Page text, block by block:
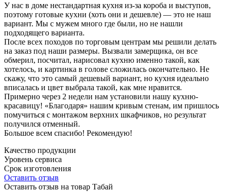
У нас в доме нестандартная кухня из-за короба и выступов,
поэтому готовые кухни (хоть они и дешевле) — это не наш
вариант. Мы с мужем много где были, но не нашли
подходящего варианта.
После всех походов по торговым центрам мы решили делать
на заказ под наши размеры. Вызвали замерщика, он все
обмерил, посчитал, нарисовал кухню именно такой, как
хотелось, и картинка в голове сложилась окончательно. Не
скажу, что это самый дешевый вариант, но кухня идеально
вписалась и цвет выбрала такой, как мне нравится.
Примерно через 2 недели нам установили нашу кухню-
красавицу! «Благодаря» нашим кривым стенам, им пришлось
помучиться с монтажом верхних шкафчиков, но результат
получился отменный.
Большое всем спасибо! Рекомендую!
Качество продукции
Уровень сервиса
Срок изготовления
Оставить отзыв
Оставить отзыв на товар Табай